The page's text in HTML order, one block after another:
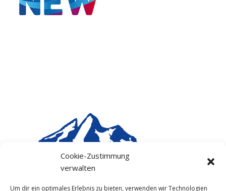
Cookie-Zustimmung
verwalten
Um dir ein optimales Erlebnis zu bieten, verwenden wir Technologien